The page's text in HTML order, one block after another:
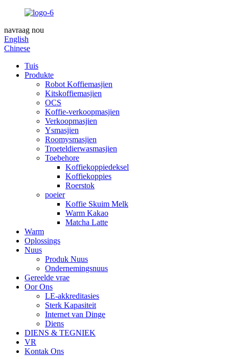
navraag nou
English
Chinese
Tuis
Produkte
Robot Koffiemasjien
Kitskoffiemasjien
OCS
Koffie-verkoopmasjien
Verkoopmasjien
Ysmasjien
Roomysmasjien
Troeteldierwasmasjien
Toebehore
Koffiekoppiedeksel
Koffiekoppies
Roerstok
poeier
Koffie Skuim Melk
Warm Kakao
Matcha Latte
Warm
Oplossings
Nuus
Produk Nuus
Ondernemingsnuus
Gereelde vrae
Oor Ons
LE-akkreditasies
Sterk Kapasiteit
Internet van Dinge
Diens
DIENS & TEGNIEK
VR
Kontak Ons